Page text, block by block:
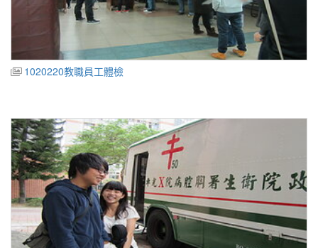
1020220教職員工體檢